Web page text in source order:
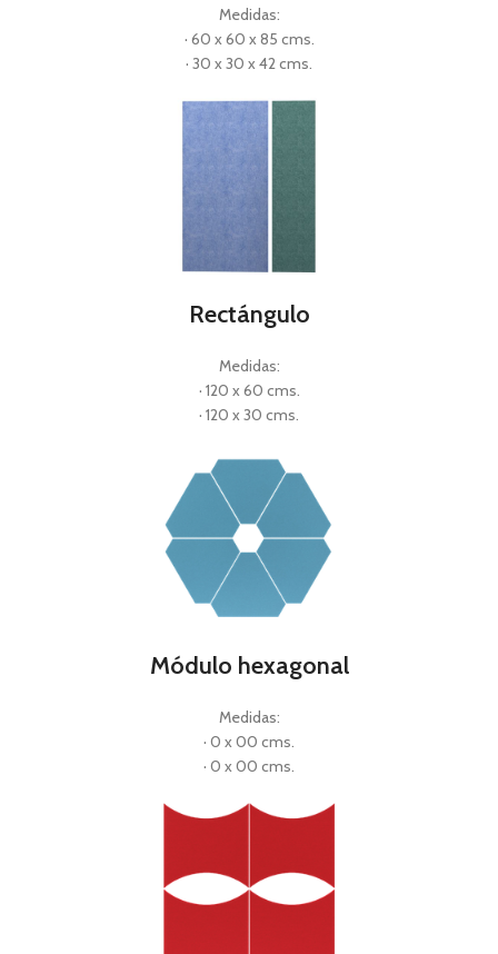
Medidas:
· 60 x 60 x 85 cms.
· 30 x 30 x 42 cms.
Rectángulo
Medidas:
· 120 x 60 cms.
· 120 x 30 cms.
Módulo hexagonal
Medidas:
· 0 x 00 cms.
· 0 x 00 cms.